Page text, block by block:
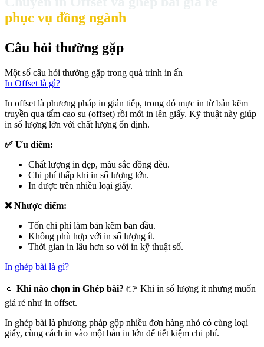
phục vụ đồng ngành
Câu hỏi thường gặp
Một số câu hỏi thường gặp trong quá trình in ấn
In Offset là gì?
In offset là phương pháp in gián tiếp, trong đó mực in từ bản kẽm
truyền qua tấm cao su (offset) rồi mới in lên giấy. Kỹ thuật này giúp
in số lượng lớn với chất lượng ổn định.
✅ Ưu điểm:
Chất lượng in đẹp, màu sắc đồng đều.
Chi phí thấp khi in số lượng lớn.
In được trên nhiều loại giấy.
❌ Nhược điểm:
Tốn chi phí làm bản kẽm ban đầu.
Không phù hợp với in số lượng ít.
Thời gian in lâu hơn so với in kỹ thuật số.
In ghép bài là gì?
🔹 Khi nào chọn in Ghép bài? 👉 Khi in số lượng ít nhưng muốn
giá rẻ như in offset.
In ghép bài là phương pháp gộp nhiều đơn hàng nhỏ có cùng loại
giấy, cùng cách in vào một bản in lớn để tiết kiệm chi phí.